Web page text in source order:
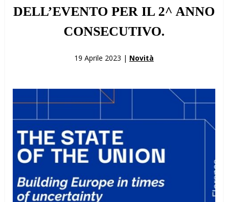
DELL’EVENTO PER IL 2^ ANNO
CONSECUTIVO.
19 Aprile 2023 | Novità